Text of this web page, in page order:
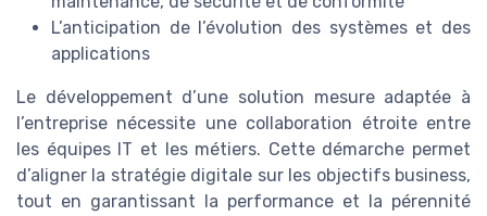
L’anticipation de l’évolution des systèmes et des
applications
Le développement d’une solution mesure adaptée à
l’entreprise nécessite une collaboration étroite entre
les équipes IT et les métiers. Cette démarche permet
d’aligner la stratégie digitale sur les objectifs business,
tout en garantissant la performance et la pérennité